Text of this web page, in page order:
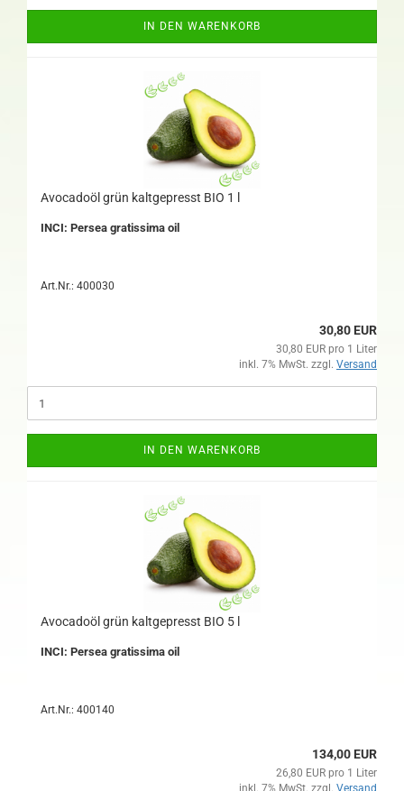
IN DEN WARENKORB
Avocadoöl grün kaltgepresst BIO 1 l
INCI: Persea gratissima oil
Art.Nr.: 400030
30,80 EUR
30,80 EUR pro 1 Liter
inkl. 7% MwSt. zzgl. Versand
IN DEN WARENKORB
Avocadoöl grün kaltgepresst BIO 5 l
INCI: Persea gratissima oil
Art.Nr.: 400140
134,00 EUR
26,80 EUR pro 1 Liter
inkl. 7% MwSt. zzgl. Versand